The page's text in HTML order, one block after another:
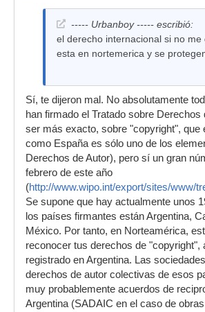
----- Urbanboy ----- escribió:
el derecho internacional si no me
esta en nortemerica y se
Sí, te dijeron mal. No absolutamente
han firmado el Tratado sobre Derechos
ser más exacto, sobre "copyright", que
como España es sólo uno de los
Derechos de Autor), pero sí un gran
febrero de este año
(http://www.wipo.int/export/sites/www/
Se supone que hay actualmente unos
los países firmantes están Argentina,
México. Por tanto, en Norteamérica,
reconocer tus derechos de "copyright",
registrado en Argentina. Las
derechos de autor colectivas de esos
muy probablemente acuerdos de
Argentina (SADAIC en el caso de